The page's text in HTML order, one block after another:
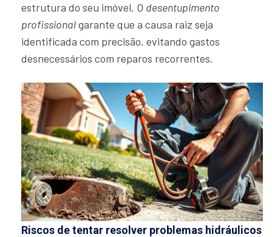
estrutura do seu imóvel. O desentupimento
profissionalgarante que a causa raiz seja
identificada com precisão, evitando gastos
desnecessários com reparos recorrentes.
Riscos de tentar resolver problemas hidráulicos